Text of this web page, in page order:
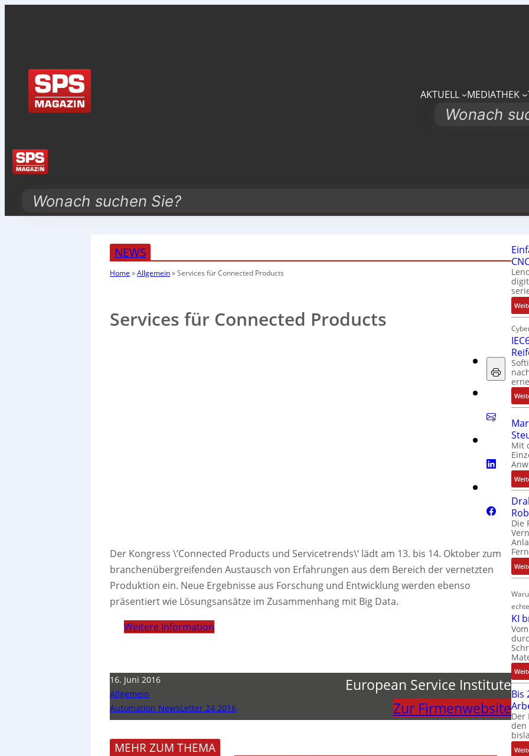
AKTUELL MEDIATHEK
Search
Search
NEWS
Home »Allgemein»Services für Connected Products
Services für Connected Products
Der Kongress \’Connected Products und Servicetrends\‘ lädt am 13. bis 14. Oktober zum
branchenübergreifenden Austausch von Erfahrungen aus dem Bereich der vernetzten
Produktion ein. Neue Ergebnisse aus Forschung und Entwicklung werden ebenso
präsentiert wie Lösungsansätze im Zusammenhang mit Big Data.
Weitere Information
16. Juni 2016
Allgemein
Automation NewsLetter 24 2016
European Service Institute
Zur Firmenwebsite
MEHR ZUM THEMA
Mit
Die
KI
Bis
Der
den